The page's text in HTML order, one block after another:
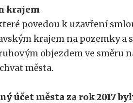
krajem
povedou k uzavření
krajem na pozemky a
objezdem ve směru
města.
účet města za rok 2017